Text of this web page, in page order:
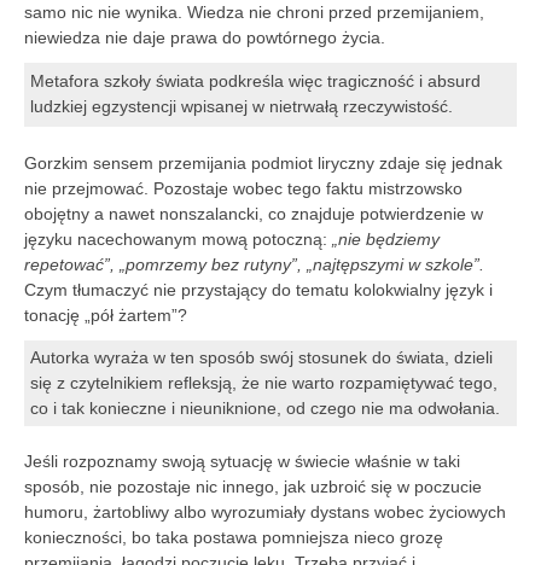
samo nic nie wynika. Wiedza nie chroni przed przemijaniem,
niewiedza nie daje prawa do powtórnego życia.
Metafora szkoły świata podkreśla więc tragiczność i absurd
ludzkiej egzystencji wpisanej w nietrwałą rzeczywistość.
Gorzkim sensem przemijania podmiot liryczny zdaje się jednak
nie przejmować. Pozostaje wobec tego faktu mistrzowsko
obojętny a nawet nonszalancki, co znajduje potwierdzenie w
języku nacechowanym mową potoczną:
„nie będziemy
repetować”, „pomrzemy bez rutyny”, „najtępszymi w szkole”.
Czym tłumaczyć nie przystający do tematu kolokwialny język i
tonację „pół żartem”?
Autorka wyraża w ten sposób swój stosunek do świata, dzieli
się z czytelnikiem refleksją, że nie warto rozpamiętywać tego,
co i tak konieczne i nieuniknione, od czego nie ma odwołania.
Jeśli rozpoznamy swoją sytuację w świecie właśnie w taki
sposób, nie pozostaje nic innego, jak uzbroić się w poczucie
humoru, żartobliwy albo wyrozumiały dystans wobec życiowych
konieczności, bo taka postawa pomniejsza nieco grozę